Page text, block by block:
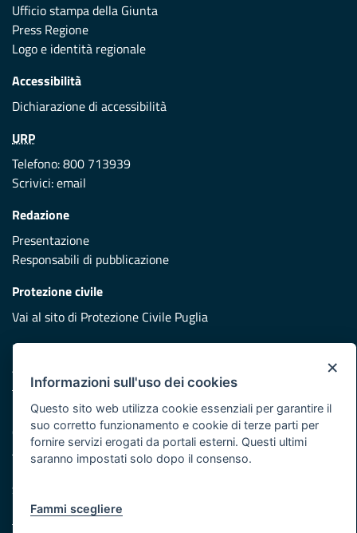
Ufficio stampa della Giunta
Press Regione
Logo e identità regionale
Accessibilità
Dichiarazione di accessibilità
URP
Telefono: 800 713939
Scrivici:email
Redazione
Presentazione
Responsabili di pubblicazione
Protezione civile
Vai al sito di Protezione Civile Puglia
Iniziativa finanziata con risorse del POR Puglia 2014/2020 -
Asse XI
Note legali
Cookie e privacy
Atti di notifica
Servizi Intranet
×
Informazioni sull'uso dei cookies
Questo sito web utilizza cookie essenziali per garantire il
suo corretto funzionamento e cookie di terze parti per
fornire servizi erogati da portali esterni. Questi ultimi
saranno impostati solo dopo il consenso.
Fammi scegliere